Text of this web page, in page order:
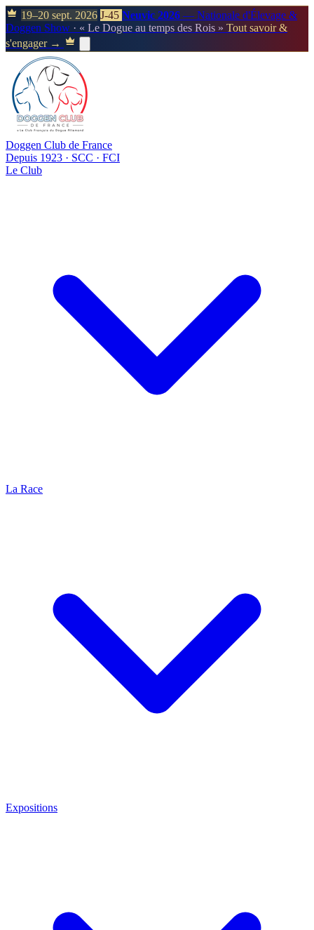
19–20 sept. 2026 J-45 Neuvic 2026 — Nationale d'Élevage &
Doggen Show · « Le Dogue au temps des Rois » Tout savoir &
s'engager →
Doggen Club de France
Depuis 1923 · SCC · FCI
Le Club
La Race
Expositions